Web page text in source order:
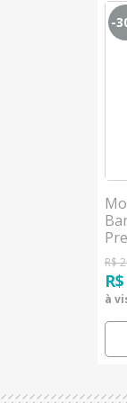
-
R$
à